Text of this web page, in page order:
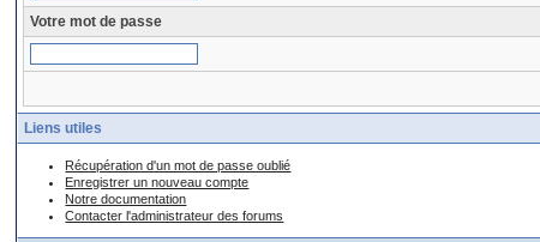
Votre mot de passe
Liens utiles
Récupération d'un mot de passe oublié
Enregistrer un nouveau compte
Notre documentation
Contacter l'administrateur des forums